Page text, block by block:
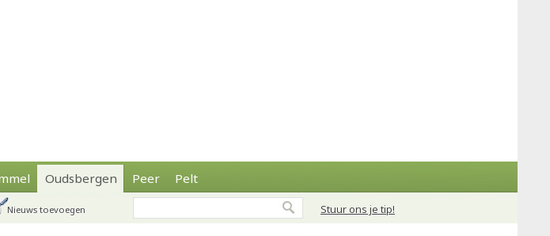
Oudsbergen Peer Pelt
Stuur ons je tip!
Nieuws toevoegen